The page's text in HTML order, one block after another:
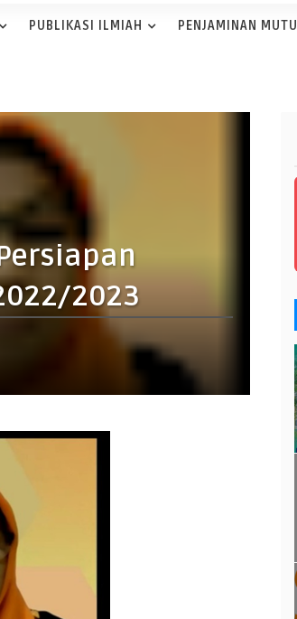
PUBLIKASI ILMIAH PENJAMINAN MUTU
2023